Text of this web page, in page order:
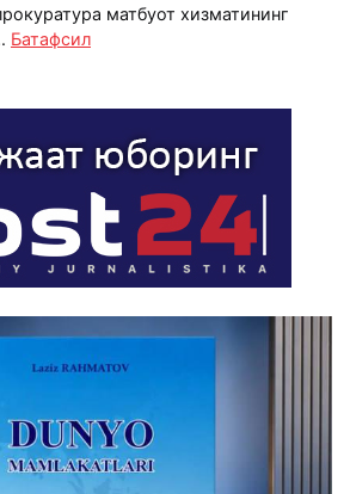
матбуот хизматининг
Батафсил